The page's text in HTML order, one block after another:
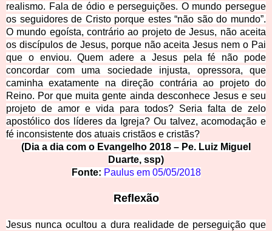
realismo. Fala de ódio e perseguições. O mundo persegue
os seguidores de Cristo porque estes “não são do mundo”.
O mundo egoísta, contrário ao projeto de Jesus, não aceita
os discípulos de Jesus, porque não aceita Jesus nem o Pai
que o enviou. Quem adere a Jesus pela fé não pode
concordar com uma sociedade injusta, opressora, que
caminha exatamente na direção contrária ao projeto do
Reino. Por que muita gente ainda desconhece Jesus e seu
projeto de amor e vida para todos? Seria falta de zelo
apostólico dos líderes da Igreja? Ou talvez, acomodação e
fé inconsistente dos atuais cristãos e cristãs?
(Dia a dia com o Evangelho 2018 – Pe. Luiz Miguel
Duarte, ssp)
Fonte: Paulus em 05/05/2018
Reflexão
Jesus nunca ocultou a dura realidade de perseguição que